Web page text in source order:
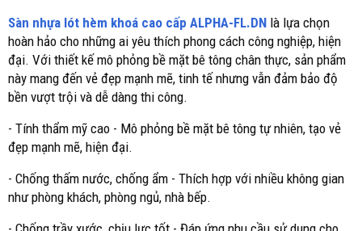
Sàn nhựa lót hèm khoá cao cấp ALPHA-FL.DN là lựa chọn
hoàn hảo cho những ai yêu thích phong cách công nghiệp, hiện
đại. Với thiết kế mô phỏng bề mặt bê tông chân thực, sản phẩm
này mang đến vẻ đẹp mạnh mẽ, tinh tế nhưng vẫn đảm bảo độ
bền vượt trội và dễ dàng thi công.
- Tính thẩm mỹ cao - Mô phỏng bề mặt bê tông tự nhiên, tạo vẻ
đẹp mạnh mẽ, hiện đại.
- Chống thấm nước, chống ẩm - Thích hợp với nhiều không gian
như phòng khách, phòng ngủ, nhà bếp.